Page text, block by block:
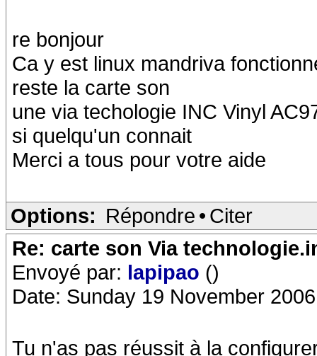
re bonjour
Ca y est linux mandriva
reste la carte son
une via techologie INC Vinyl
si quelqu'un connait
Merci a tous pour votre aide
Options: Répondre • Citer
Re: carte son Via
Envoyé par: lapipao ()
Date: Sunday 19 November
Tu n'as pas réussit à la